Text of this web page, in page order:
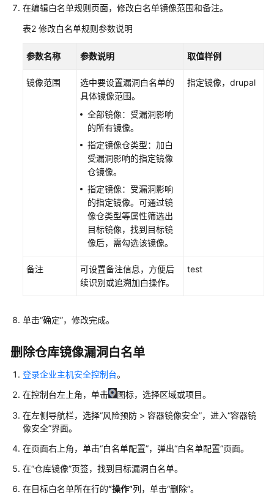
线
查
容
器
镜
器
像
次
收
扫
描
镜
像
在编辑白名单规则页面，修改白名单镜像范围和备注。
表2 修改白名单规则参数说明
参数名称 参数说明 取值样例
镜像范围
选中要设置漏洞白名单的
具体镜像范围。
全部镜像：受漏洞影响
的所有镜像。
指定镜像仓类型：加白
受漏洞影响的指定镜像
仓镜像。
指定镜像：受漏洞影响
的指定镜像。可通过镜
像仓类型等属性筛选出
目标镜像，找到目标镜
像后，需勾选该镜像。
指定镜像，drupal
备注
可设置备注信息，方便后
续识别或追溯加白操作。
test
单击“确定”，修改完成。
删除仓库镜像漏洞白名单
登录企业主机安全控制台。
在控制台左上角，单击
图标，选择区域或项目。
在左侧导航栏，选择“风险预防 > 容器镜像安全”，进入“容器镜
像安全”界面。
在页面右上角，单击“白名单配置”，弹出“白名单配置”页面。
在“仓库镜像”页签，找到目标漏洞白名单。
在目标白名单所在行的“操作”列，单击“删除”。